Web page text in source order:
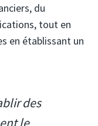
du
tout en
en établissant un
des
le